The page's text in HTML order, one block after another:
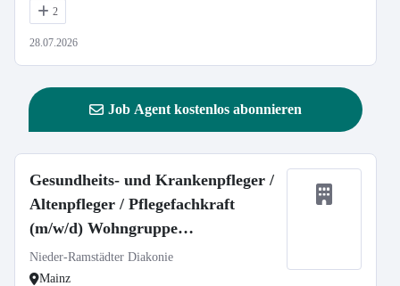
2
28.07.2026
Job Agent kostenlos abonnieren
Gesundheits- und Krankenpfleger /
Altenpfleger / Pflegefachkraft
(m/w/d) Wohngruppe
Eingliederungshilfe
Nieder-Ramstädter Diakonie
Mainz